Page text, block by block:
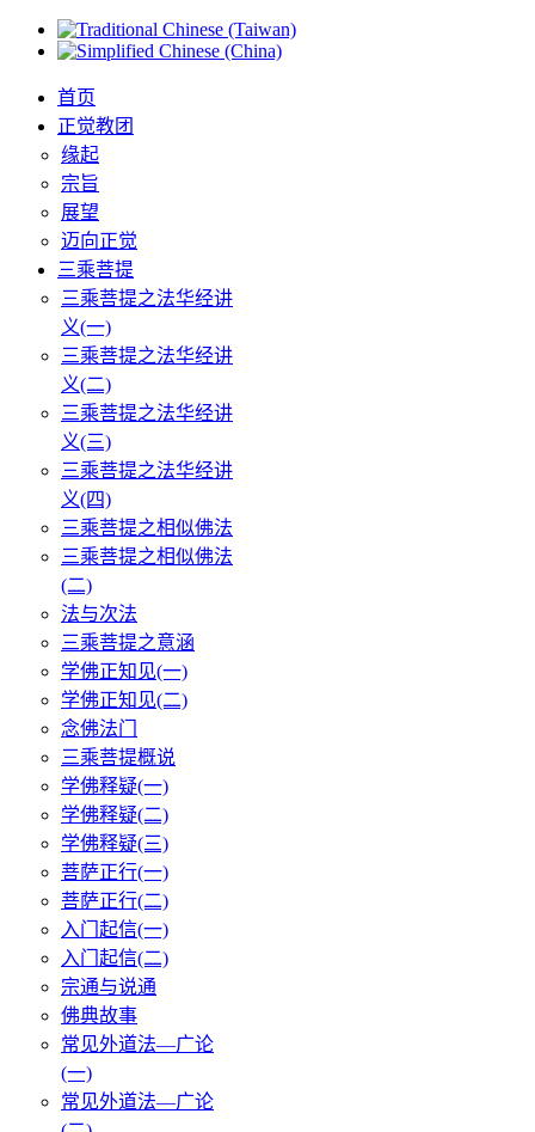
首页
正觉教团
缘起
宗旨
展望
迈向正觉
三乘菩提
三乘菩提之法华经讲
义(一)
三乘菩提之法华经讲
义(二)
三乘菩提之法华经讲
义(三)
三乘菩提之法华经讲
义(四)
三乘菩提之相似佛法
三乘菩提之相似佛法
(二)
法与次法
三乘菩提之意涵
学佛正知见(一)
学佛正知见(二)
念佛法门
三乘菩提概说
学佛释疑(一)
学佛释疑(二)
学佛释疑(三)
菩萨正行(一)
菩萨正行(二)
入门起信(一)
入门起信(二)
宗通与说通
佛典故事
常见外道法—广论
(一)
常见外道法—广论